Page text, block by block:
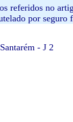
referidos no
por seguro
- J 2